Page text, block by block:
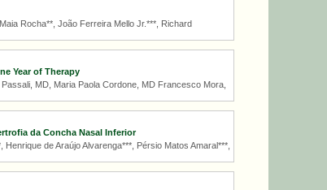
Rocha**, João Ferreira Mello Jr.***, Richard
Year of Therapy
MD, Maria Paola Cordone, MD Francesco Mora,
da Concha Nasal Inferior
de Araújo Alvarenga***, Pérsio Matos Amaral***,